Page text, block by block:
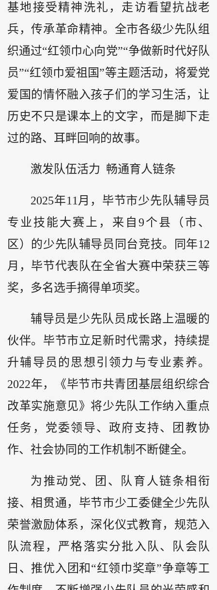
基地接受精神洗礼，走访看望抗战老
兵，传承革命精神。全市各级少先队组
织通过“红领巾心向党”“争做新时代好队
员”“红领巾爱祖国”等主题活动，将爱党
爱国的情怀融入孩子们的学习生活，让
历史不只是课本上的文字，而是脚下走
过的路、耳畔回响的故事。
激发队伍活力 畅通育人链条
2025年11月，毕节市少先队辅导员
专业技能大赛上，来自9个县（市、
区）的少先队辅导员同台竞技。同年12
月，毕节代表队在全省大赛中荣获三等
奖，多名选手摘得单项奖。
辅导员是少先队员成长路上温暖的
伙伴。毕节市立足新时代需求，持续提
升辅导员的思想引领力与专业素养。
2022年，《毕节市共青团基层组织综合
改革实施意见》将少先队工作纳入重点
任务，党委领导、政府支持、团教协
作、社会协同的工作机制不断健全。
为推动党、团、队育人链条相衔
接、相贯通，毕节市少工委健全少先队
荣誉激励体系，深化仪式教育，规范入
队流程，严格落实分批入队、队会队
日、推优入团和“红领巾奖章”争章等工